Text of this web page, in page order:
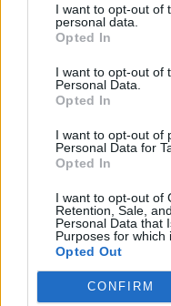
I want to opt-out of
personal data.
Opted In
I want to opt-out of
Personal Data.
Opted In
I want to opt-out of
Personal Data for
Opted In
I want to opt-out of
Retention, Sale,
Personal Data that
Purposes for which
Opted Out
CONFIRM
Afficher la carte